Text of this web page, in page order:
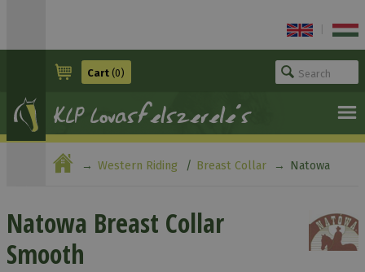
Cart (0)
Western Riding Breast Collar Natowa
Natowa Breast Collar
Smooth